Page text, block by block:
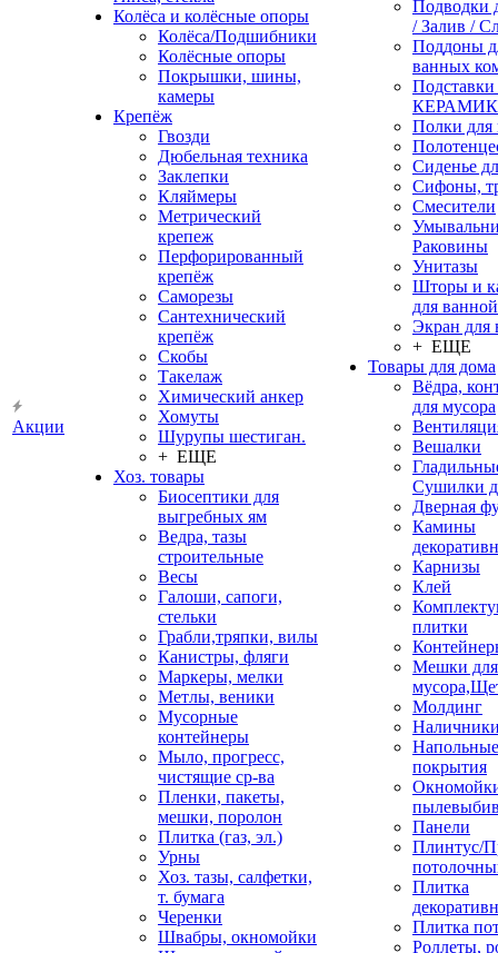
Акции
Колёса и колёсные опоры
Колёса/Подшибники
Колёсные опоры
Покрышки, шины,
камеры
Крепёж
Гвозди
Дюбельная техника
Заклепки
Кляймеры
Метрический
крепеж
Перфорированный
крепёж
Саморезы
Сантехнический
крепёж
Скобы
Такелаж
Химический анкер
Хомуты
Шурупы шестиган.
+ ЕЩЕ
Хоз. товары
Биосептики для
выгребных ям
Ведра, тазы
строительные
Весы
Галоши, сапоги,
стельки
Грабли,тряпки, вилы
Канистры, фляги
Маркеры, мелки
Метлы, веники
Мусорные
контейнеры
Мыло, прогресс,
чистящие ср-ва
Пленки, пакеты,
мешки, поролон
Плитка (газ, эл.)
Урны
Хоз. тазы, салфетки,
т. бумага
Черенки
Швабры, окномойки
Подводки
/ Залив /
Поддоны
ванных
Полки для
Сиденье
Сифоны,
Смесители
Раковины
Унитазы
Шторы и
для ванной
Экран для
+ ЕЩЕ
Товары для дома
Вёдра,
для мусора
Вешалки
Сушилки
Дверная
Камины
Карнизы
Клей
плитки
Мешки для
Молдинг
Напольные
покрытия
Панели
Плинтус/
Плитка
Плитка
Роллеты,